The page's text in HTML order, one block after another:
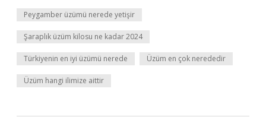
Peygamber üzümü nerede yetişir
Şaraplık üzüm kilosu ne kadar 2024
Türkiyenin en iyi üzümü nerede Üzüm en çok nerededir
Üzüm hangi ilimize aittir